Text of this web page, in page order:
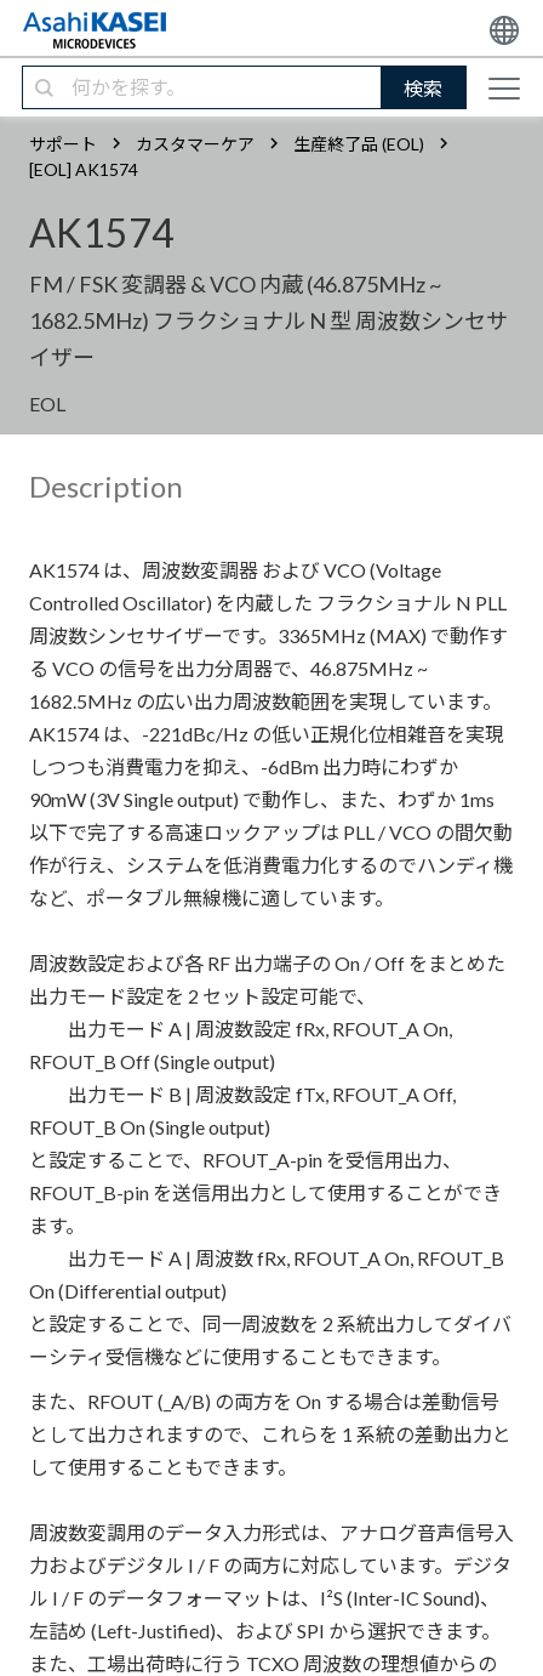
検索
サポート カスタマーケア
生産終了品 (EOL)
[EOL] AK1574
AK1574
FM / FSK 変調器 & VCO 内蔵 (46.875MHz ~
1682.5MHz) フラクショナル N 型 周波数シンセサ
イザー
EOL
Description
AK1574 は、周波数変調器 および VCO (Voltage
Controlled Oscillator) を内蔵した フラクショナル N PLL
周波数シンセサイザーです。3365MHz (MAX) で動作す
る VCO の信号を出力分周器で、46.875MHz ~
1682.5MHz の広い出力周波数範囲を実現しています。
AK1574 は、-221dBc/Hz の低い正規化位相雑音を実現
しつつも消費電力を抑え、-6dBm 出力時にわずか
90mW (3V Single output) で動作し、また、わずか 1ms
以下で完了する高速ロックアップは PLL / VCO の間欠動
作が行え、システムを低消費電力化するのでハンディ機
など、ポータブル無線機に適しています。
周波数設定および各 RF 出力端子の On / Off をまとめた
出力モード設定を 2 セット設定可能で、
出力モード A | 周波数設定 fRx, RFOUT_A On,
RFOUT_B Off (Single output)
出力モード B | 周波数設定 fTx, RFOUT_A Off,
RFOUT_B On (Single output)
と設定することで、RFOUT_A-pin を受信用出力、
RFOUT_B-pin を送信用出力として使用することができ
ます。
出力モード A | 周波数 fRx, RFOUT_A On, RFOUT_B
On (Differential output)
と設定することで、同一周波数を 2 系統出力してダイバ
ーシティ受信機などに使用することもできます。
また、RFOUT (_A/B) の両方を On する場合は差動信号
として出力されますので、これらを 1 系統の差動出力と
して使用することもできます。
周波数変調用のデータ入力形式は、アナログ音声信号入
力およびデジタル I / F の両方に対応しています。デジタ
ル I / F のデータフォーマットは、I²S (Inter-IC Sound)、
左詰め (Left-Justified)、および SPI から選択できます。
また、工場出荷時に行う TCXO 周波数の理想値からの